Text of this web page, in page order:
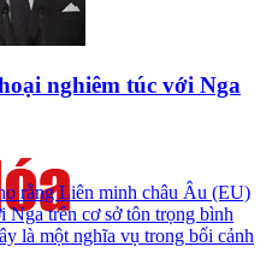
nghiêm túc với Nga
rằng Liên minh châu Âu (EU)
trên cơ sở tôn trọng bình
là một nghĩa vụ trong bối cảnh